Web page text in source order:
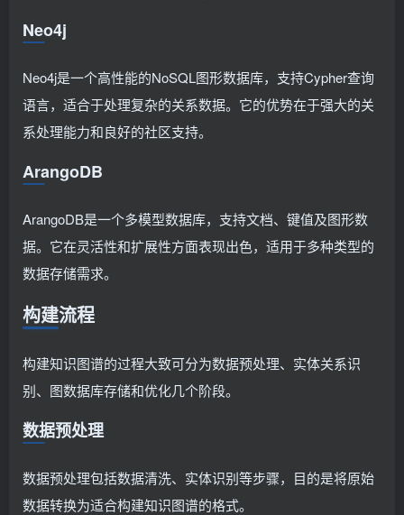
Neo4j
Neo4j是一个高性能的NoSQL图形数据库，支持Cypher查询
语言，适合于处理复杂的关系数据。它的优势在于强大的关
系处理能力和良好的社区支持。
ArangoDB
ArangoDB是一个多模型数据库，支持文档、键值及图形数
据。它在灵活性和扩展性方面表现出色，适用于多种类型的
数据存储需求。
构建流程
构建知识图谱的过程大致可分为数据预处理、实体关系识
别、图数据库存储和优化几个阶段。
数据预处理
数据预处理包括数据清洗、实体识别等步骤，目的是将原始
数据转换为适合构建知识图谱的格式。